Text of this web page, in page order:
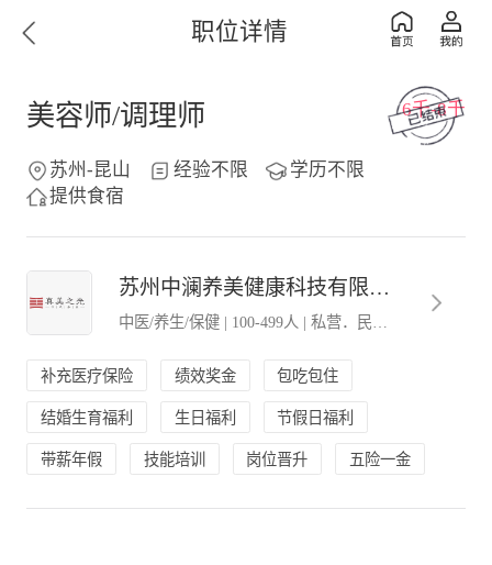
职位详情
美容师/调理师 6千-8千
苏州-昆山 经验不限
学历不限
提供食宿
苏州中澜养美健康科技有限公司
中医/养生/保健 | 100-499人 | 私营．民营企业
补充医疗保险 绩效奖金 包吃包住
结婚生育福利 生日福利 节假日福利
带薪年假 技能培训 岗位晋升 五险一金